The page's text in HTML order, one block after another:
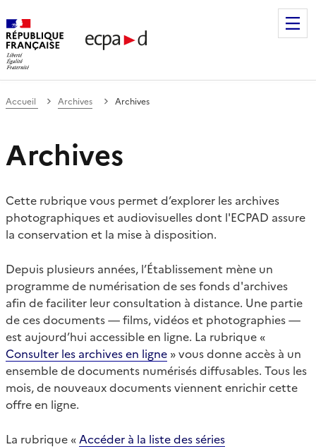
de communication et de production
Accueil Archives Archives
Archives
Cette rubrique vous permet d’explorer les archives
photographiques et audiovisuelles dont l'ECPAD assure
la conservation et la mise à disposition.
Depuis plusieurs années, l’Établissement mène un
programme de numérisation de ses fonds d'archives
afin de faciliter leur consultation à distance. Une partie
de ces documents — films, vidéos et photographies —
est aujourd’hui accessible en ligne. La rubrique «
Consulter les archives en ligne » vous donne accès à un
ensemble de documents numérisés diffusables. Tous les
mois, de nouveaux documents viennent enrichir cette
offre en ligne.
La rubrique « Accéder à la liste des séries